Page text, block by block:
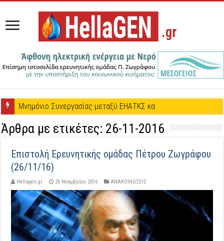
Μνημόνιο Συνεργασίας μεταξύ ΕΗΑΤΚΣ και Πέτρου Ζωγράφου
Άρθρα με ετικέτες: 26-11-2016
Επιστολή Ερευνητικής ομάδας Πέτρου Ζωγράφου
(26/11/16)
Hellagen.gr 26 Νοεμβρίου 2016 ΑΝΑΚΟΙΝΩΣΕΙΣ